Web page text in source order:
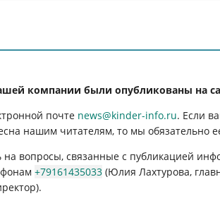
компании были опубликованы на
почте news@kinder-info.ru. Если
нашим читателям, то мы обязательно
на вопросы, связанные с публикацией
+79161435033 (Юлия Лахтурова,